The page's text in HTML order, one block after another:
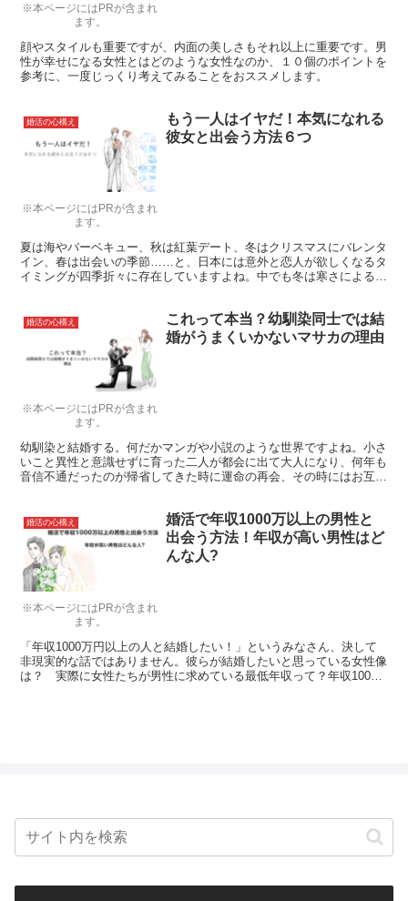
※本ページにはPRが含まれ
ます。
顔やスタイルも重要ですが、内面の美しさもそれ以上に重要です。男
性が幸せになる女性とはどのような女性なのか、１０個のポイントを
参考に、一度じっくり考えてみることをおススメします。
※本ページにはPRが含まれ
ます。
婚活の心構え
もう一人はイヤだ！本気になれる
彼女と出会う方法６つ
夏は海やバーベキュー、秋は紅葉デート、冬はクリスマスにバレンタ
イン、春は出会いの季節……と、日本には意外と恋人が欲しくなるタ
イミングが四季折々に存在していますよね。中でも冬は寒さによる人
※本ページにはPRが含まれ
ます。
婚活の心構え
これって本当？幼馴染同士では結
婚がうまくいかないマサカの理由
幼馴染と結婚する。何だかマンガや小説のような世界ですよね。小さ
いこと異性と意識せずに育った二人が都会に出て大人になり、何年も
音信不通だったのが帰省してきた時に運命の再会、その時にはお互い
す。
※本ページにはPRが含まれ
ます。
婚活の心構え
婚活で年収1000万以上の男性と
出会う方法！年収が高い男性はど
んな人?
「年収1000万円以上の人と結婚したい！」というみなさん、決して
非現実的な話ではありません。彼らが結婚したいと思っている女性像
は？ 実際に女性たちが男性に求めている最低年収って？年収1000